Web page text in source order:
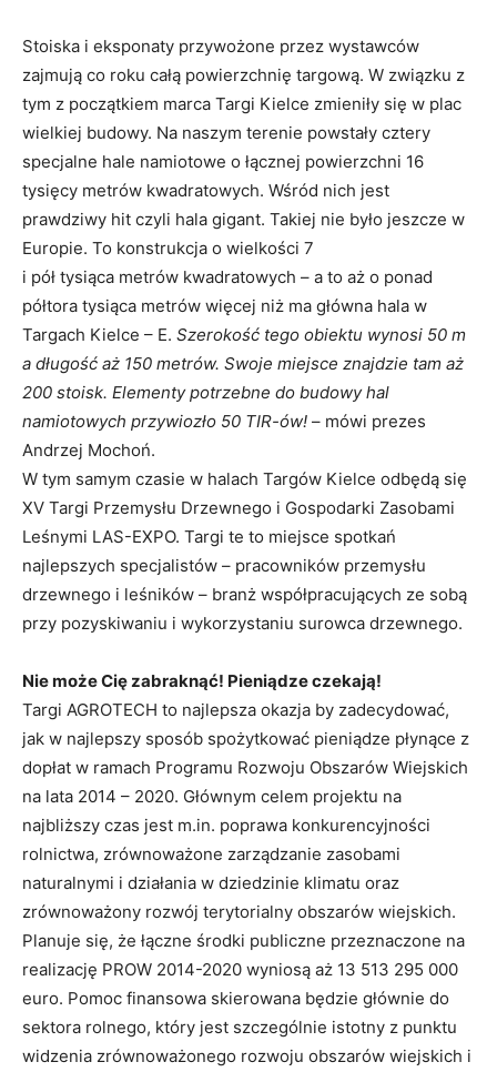
Stoiska i eksponaty przywożone przez wystawców
zajmują co roku całą powierzchnię targową. W związku z
tym z początkiem marca Targi Kielce zmieniły się w plac
wielkiej budowy. Na naszym terenie powstały cztery
specjalne hale namiotowe o łącznej powierzchni 16
tysięcy metrów kwadratowych. Wśród nich jest
prawdziwy hit czyli hala gigant. Takiej nie było jeszcze w
Europie. To konstrukcja o wielkości 7
i pół tysiąca metrów kwadratowych – a to aż o ponad
półtora tysiąca metrów więcej niż ma główna hala w
Targach Kielce – E. Szerokość tego obiektu wynosi 50 m
a długość aż 150 metrów. Swoje miejsce znajdzie tam aż
200 stoisk. Elementy potrzebne do budowy hal
namiotowych przywiozło 50 TIR-ów! – mówi prezes
Andrzej Mochoń.
W tym samym czasie w halach Targów Kielce odbędą się
XV Targi Przemysłu Drzewnego i Gospodarki Zasobami
Leśnymi LAS-EXPO. Targi te to miejsce spotkań
najlepszych specjalistów – pracowników przemysłu
drzewnego i leśników – branż współpracujących ze sobą
przy pozyskiwaniu i wykorzystaniu surowca drzewnego.
Nie może Cię zabraknąć! Pieniądze czekają!
Targi AGROTECH to najlepsza okazja by zadecydować,
jak w najlepszy sposób spożytkować pieniądze płynące z
dopłat w ramach Programu Rozwoju Obszarów Wiejskich
na lata 2014 – 2020. Głównym celem projektu na
najbliższy czas jest m.in. poprawa konkurencyjności
rolnictwa, zrównoważone zarządzanie zasobami
naturalnymi i działania w dziedzinie klimatu oraz
zrównoważony rozwój terytorialny obszarów wiejskich.
Planuje się, że łączne środki publiczne przeznaczone na
realizację PROW 2014-2020 wyniosą aż 13 513 295 000
euro. Pomoc finansowa skierowana będzie głównie do
sektora rolnego, który jest szczególnie istotny z punktu
widzenia zrównoważonego rozwoju obszarów wiejskich i